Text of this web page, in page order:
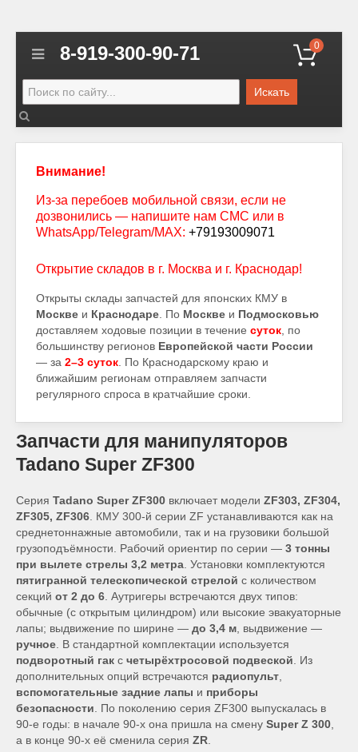
0
8-919-300-90-71
Искать
Внимание!
Из-за перебоев мобильной связи, если не
дозвонились — напишите нам СМС или в
WhatsApp/Telegram/MAX: +79193009071
Открытие складов в г. Москва и г. Краснодар!
Открыты склады запчастей для японских КМУ в
Москве и Краснодаре . По Москве и Подмосковью
доставляем ходовые позиции в течение суток , по
большинству регионов Европейской части России
— за 2–3 суток . По Краснодарскому краю и
ближайшим регионам отправляем запчасти
регулярного спроса в кратчайшие сроки.
Запчасти для манипуляторов
Tadano Super ZF300
Серия Tadano Super ZF300 включает модели ZF303, ZF304,
ZF305, ZF306 . КМУ 300-й серии ZF устанавливаются как на
среднетоннажные автомобили, так и на грузовики большой
грузоподъёмности. Рабочий ориентир по серии — 3 тонны
при вылете стрелы 3,2 метра . Установки комплектуются
пятигранной телескопической стрелой с количеством
секций от 2 до 6 . Аутригеры встречаются двух типов:
обычные (с открытым цилиндром) или высокие эвакуаторные
лапы; выдвижение по ширине — до 3,4 м , выдвижение —
ручное . В стандартной комплектации используется
подворотный гак с четырёхтросовой подвеской . Из
дополнительных опций встречаются радиопульт
вспомогательные задние лапы и приборы
безопасности . По поколению серия ZF300 выпускалась в
90-е годы: в начале 90-х она пришла на смену Super Z 300
а в конце 90-х её сменила серия ZR